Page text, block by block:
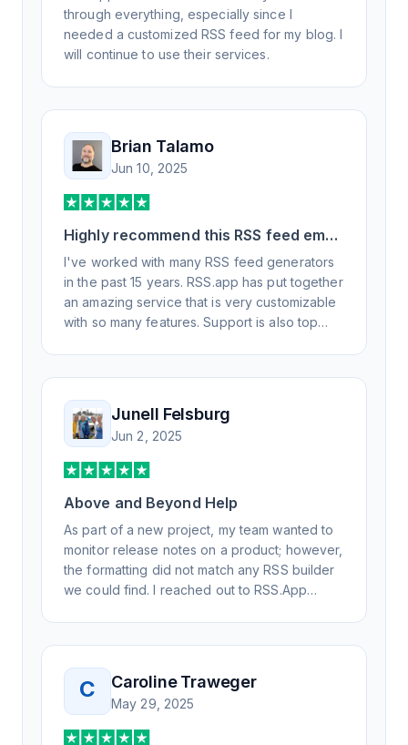
through everything, especially since I
needed a customized RSS feed for my blog. I
will continue to use their services.
Brian Talamo
Jun 10, 2025
Highly recommend this RSS feed email
/ widget generator service.
I've worked with many RSS feed generators
in the past 15 years. RSS.app has put together
an amazing service that is very customizable
with so many features. Support is also top
professionally. Highly recommend for all your
RSS feed needs. Our trucking news hub
website couldn't work without it. Thank you.
Junell Felsburg
Jun 2, 2025
Above and Beyond Help
As part of a new project, my team wanted to
monitor release notes on a product; however,
the formatting did not match any RSS builder
we could find. I reached out to RSS.App
day, but I spoke to someone who was
knowledgeable, kind, and clearly wanted to
understand the issue. It has been a few
weeks, but after many revisions and direct
support, all of my release notes are in a way
C Caroline Traweger
May 29, 2025